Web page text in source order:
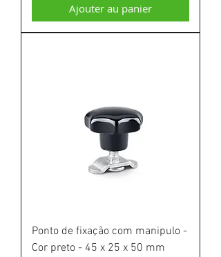
Ajouter au panier
Ponto de fixação com manipulo -
Cor preto - 45 x 25 x 50 mm